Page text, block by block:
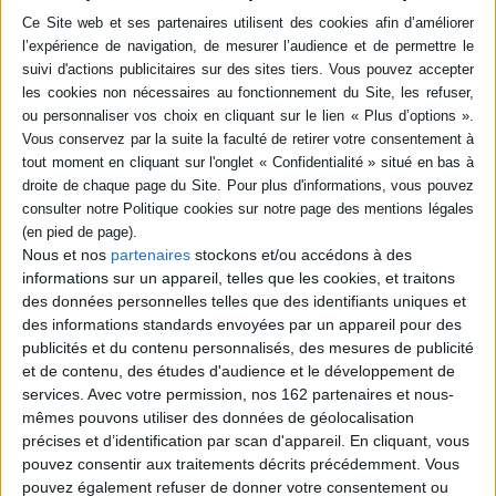
Nous et nos partenaires stockons et/ou accédons à des
informations sur un appareil, telles que les cookies, et traitons
des données personnelles telles que des identifiants uniques et
des informations standards envoyées par un appareil pour des
publicités et du contenu personnalisés, des mesures de publicité
et de contenu, des études d'audience et le développement de
services. Avec votre permission, nos 162 partenaires et nous-
mêmes pouvons utiliser des données de géolocalisation
précises et d’identification par scan d'appareil. En cliquant, vous
pouvez consentir aux traitements décrits précédemment. Vous
pouvez également refuser de donner votre consentement ou
marque-t-on, se perce-t-on, se scarifie-t-on ?
C'est à ces questions, au moment où le tatouage connaît un succès sans
précédent, que Maryan Guisy s'attache à répondre en déchiffrant le sens
profond d'un comportement aussi universel qu'énigmatique.
Contenus Mollat en relation
Sélections de livres
Sciences humaines - Histoire
Littérature
Histoires de peau(x)
Une sélection de livres autour de ce sens méconnu qu'est le toucher.
Longtemps laissé pour compte au profit du regard, sens de la distance
et de la "civilisation des moeurs" pour reprendre une expression de
Norbert Elias, le toucher, sens de la proximité, est pourtant primordial
dans notre construction et le maintien de nos vies et de nos sociétés.
Cette sélection qui puise dans les différents matériaux que sont la